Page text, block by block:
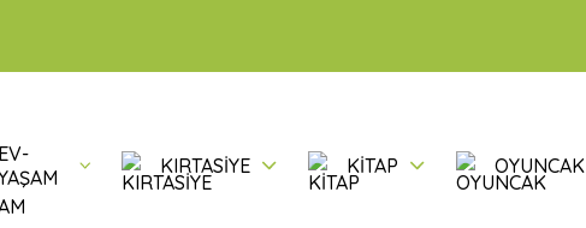
EV-
KIRTASİYE KİTAP OYUNCAK